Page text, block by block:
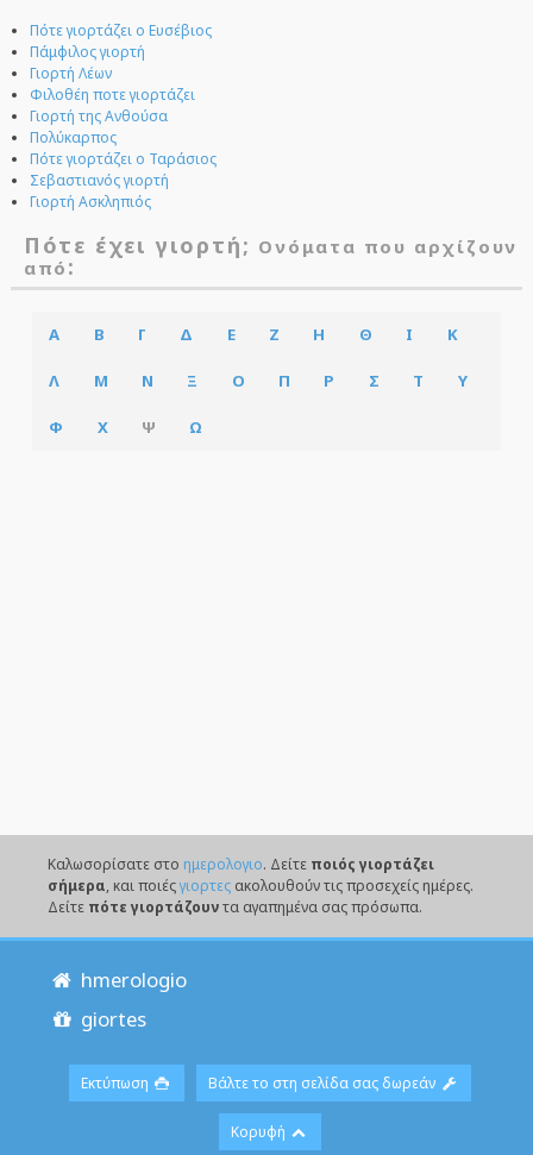
Πότε γιορτάζει ο Ευσέβιος
Πάμφιλος γιορτή
Γιορτή Λέων
Φιλοθέη ποτε γιορτάζει
Γιορτή της Ανθούσα
Πολύκαρπος
Πότε γιορτάζει ο Ταράσιος
Σεβαστιανός γιορτή
Γιορτή Ασκληπιός
Πότε έχει γιορτή; Ονόματα που αρχίζουν
από :
Α Β Γ Δ Ε Ζ Η Θ Ι Κ
Λ Μ Ν Ξ Ο Π Ρ Σ Τ Υ
Φ Χ Ψ Ω
Καλωσορίσατε στο ημερολογιο. Δείτε ποιός γιορτάζει
σήμερα, και ποιέςγιορτεςακολουθούν τις προσεχείς ημέρες.
Δείτε πότε γιορτάζουντα αγαπημένα σας πρόσωπα.
hmerologio
giortes
Εκτύπωση Βάλτε το στη σελίδα σας δωρεάν
Κορυφή